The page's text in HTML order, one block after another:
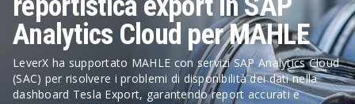
Digital Supply Chain
Analytics Cloud per MAHLE
LeverX ha supportato MAHLE con servizi SAP Analytics Cloud
(SAC) per risolvere i problemi di disponibilità dei dati nella
dashboard Tesla Export, garantendo report accurati e